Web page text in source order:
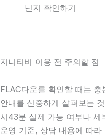
닌지 확인하기
지니티비 이용 전 주의할 점
FLAC다운를 확인할 때는
안내를 신중하게 살펴보는
시43분 실제 가능 여부나
운영 기준, 상담 내용에 따